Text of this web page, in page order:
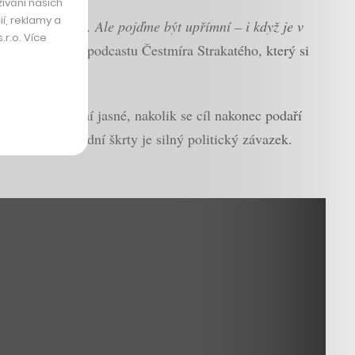
nepředstavilo. Ale pojďme být upřímní – i když je v
říká Stroukal v podcastu Čestmíra Strakatého, který si
přestože není jasné, nakolik se cíl nakonec podaří
o tak zásadní škrty je silný politický závazek.
reklamy a
Více